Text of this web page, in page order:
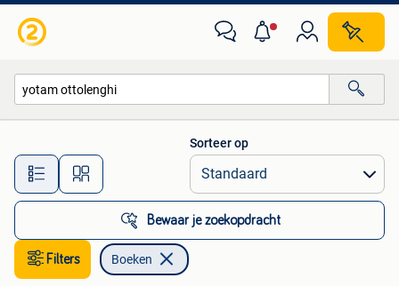
Alle afstanden…
Sorteer op
Bewaar je zoekopdracht
Filters Boeken